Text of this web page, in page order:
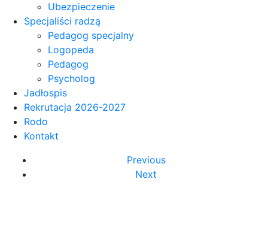
Ubezpieczenie
Specjaliści radzą
Pedagog specjalny
Logopeda
Pedagog
Psycholog
Jadłospis
Rekrutacja 2026-2027
Rodo
Kontakt
Previous
Next